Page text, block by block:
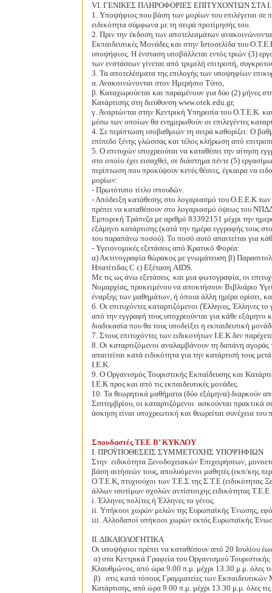
VΙ. ΓΕΝΙΚΕΣ ΠΛΗΡΟΦΟΡΙΕΣ ΕΠΙΤΥΧΟΝΤΩΝ ΣΤΑ
1. Υποψήφιος που βάση των μορίων του επιλέγεται σε
ειδικότητα σύμφωνα με τη σειρά προτίμησής του.
2. Πριν την έκδοση των αποτελεσμάτων
Εκπαιδευτικές Μονάδες και στην Ιστοσελίδα του
υποψήφιος. Η ένσταση υποβάλλεται εντός τριών (3)
των ενστάσεων γίνεται από τριμελή επιτροπή,
3. Τα αποτελέσματα της επιλογής των υποψηφίων
α. Ανακοινώνονται στον Ημερήσιο Τύπο,
β. Καταχωρούνται και παραμένουν για δύο (2) μήνες
Κατάρτισης στη διεύθυνση www.otek.edu.gr,
γ. Αναρτώνται στην Κεντρική Υπηρεσία του Ο.Τ.Ε.Κ.
μέσω των οποίων θα ενημερωθούν οι επιλεγέντες
4. Σε περίπτωση ισοβαθμιών τη σειρά καθορίζει: Ο
επίπεδο ξένης γλώσσας και τέλος κλήρωση από
5. Ο επιτυχών υποχρεούται να καταθέσει την αίτηση
στο οποίο έχει εισαχθεί, σε διάστημα πέντε (5)
περίπτωση που προκύψουν κενές θέσεις, έγκαιρα να
μορίων:
- Πρωτότυπο τίτλο σπουδών.
- Απόδειξη κατάθεσης στο λογαριασμό του Ο.Ε.Ε.Κ των
πρέπει να καταθέσουν στο λογαριασμό όψεως του
Εμπορική Τράπεζα με αριθμό 83392151 μέχρι την
εξάμηνο κατάρτισης (κατά την ημέρα εγγραφής τους
του παραπάνω ποσού). Το ποσό αυτό απαιτείται για
- Υγειονομικές εξετάσεις από Κρατικό Φορέα:
α) Ακτινογραφία θώρακος με γνωμάτευση β)
Ηπατίτιδας C ε) Εξέταση AIDS.
Με τις ως άνω εξετάσεις και μια φωτογραφία, οι
Νομαρχίας, προκειμένου να αποκτήσουν Βιβλιάριο
έναρξης των μαθημάτων, ή όποια άλλη ημέρα ορίσει,
6. Οι επιτυχόντες καταρτιζόμενοι (Έλληνες, Έλληνες
από την εγγραφή τους υποχρεούνται για κάθε
διαδικασία που θα τους υποδείξει η εκπαιδευτική
7. Στους επιτυχόντες των ειδικοτήτων Ι.Ε.Κ δεν
8. Οι καταρτιζόμενοι αναλαμβάνουν τη δαπάνη
απαιτείται κατά ειδικότητα για την κατάρτισή τους
Ι.Ε.Κ.
9. Ο Οργανισμός Τουριστικής Εκπαίδευσης και
Ι.Ε.Κ προς και από τις εκπαιδευτικές μονάδες.
10. Τα θεωρητικά μαθήματα (δύο εξάμηνα) διαρκούν
Σεπτεμβρίου, οι καταρτιζόμενοι ασκούνται πρακτικά
άσκηση είναι υποχρεωτική και θεωρείται συνέχεια του
Σπουδαστές ΤΕΕ Β’ ΚΥΚΛΟΥ
Ι. ΠΡΟΫΠΟΘΕΣΕΙΣ ΣΥΜΜΕΤΟΧΗΣ ΥΠΟΨΗΦΙΩΝ
Στην ειδικότητα Ξενοδοχειακών Επιχειρήσεων,
βάση αιτήσεών τους, απολυόμενοι μαθητές (εκπ/κης
Ο.Τ.Ε.Κ, πτυχιούχοι των Τ.Ε.Σ της Σ.Τ.Ε (ειδικότητας
άλλων ισοτίμων σχολών αντίστοιχης ειδικότητας Τ.Ε.Ε
i. Έλληνες πολίτες ή Έλληνες το γένος.
ii. Υπήκοοι χωρών μελών της Ευρωπαϊκής Ένωσης,
iii. Αλλοδαποί υπήκοοι χωρών εκτός Ευρωπαϊκής
ΙΙ. ΔΙΚΑΙΟΛΟΓΗΤΙΚΑ
Οι υποψήφιοι πρέπει να καταθέσουν από 20 Ιουλίου
α) στα Κεντρικά Γραφεία του Οργανισμού
Κλαυθμώνος, από ώρα 9.00 π.μ. μέχρι 13.30 μ.μ. όλες
β) στις κατά τόπους Γραμματείες των
Κατάρτισης, από ώρα 9.00 π.μ. μέχρι 13.30 μ.μ. όλες